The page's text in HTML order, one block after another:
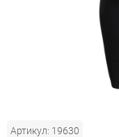
Артикул: 19630